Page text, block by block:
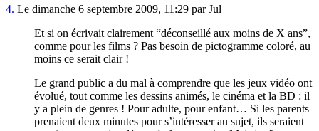
4. Le dimanche 6 septembre 2009, 11:29 par Jul
Et si on écrivait clairement “déconseillé aux moins de X ans”,
comme pour les films ? Pas besoin de pictogramme coloré, au
moins ce serait clair !
Le grand public a du mal à comprendre que les jeux vidéo ont
évolué, tout comme les dessins animés, le cinéma et la BD : il
y a plein de genres ! Pour adulte, pour enfant… Si les parents
prenaient deux minutes pour s’intéresser au sujet, ils seraient